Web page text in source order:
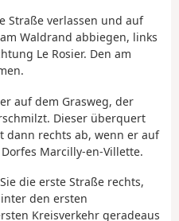
Straße verlassen und auf
Waldrand abbiegen, links
Le Rosier. Den am
auf dem Grasweg, der
Dieser überquert
dann rechts ab, wenn er auf
Marcilly-en-Villette.
die erste Straße rechts,
den ersten
Kreisverkehr geradeaus